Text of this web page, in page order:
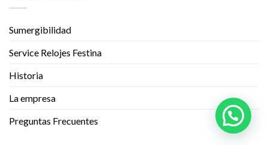
Sumergibilidad
Service Relojes Festina
Historia
La empresa
Preguntas Frecuentes